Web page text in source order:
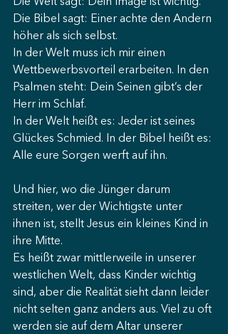
Die Bibel sagt: Einer achte den Andern
höher als sich selbst.
In der Welt muss ich mir einen
Wettbewerbsvorteil erarbeiten. In den
Psalmen steht: Dein Seinen gibt’s der
Herr im Schlaf.
In der Welt heißt es: Jeder ist seines
Glückes Schmied. In der Bibel heißt es:
Alle eure Sorgen werft auf ihn.
Und hier, wo die Jünger darum
streiten, wer der Wichtigste unter
ihnen ist, stellt Jesus ein kleines Kind in
ihre Mitte.
Es heißt zwar mittlerweile in unserer
westlichen Welt, dass Kinder wichtig
sind, aber die Realität sieht dann leider
nicht selten ganz anders aus. Viel zu oft
werden sie auf dem Altar unserer